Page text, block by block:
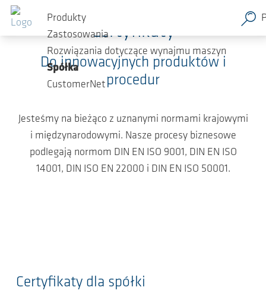
Przejdź do głównej zawartości
Produkty
Zastosowania
Rozwiązania dotyczące wynajmu maszyn
Spółka
CustomerNet
Certyfikaty
Do innowacyjnych produktów i
procedur
Jesteśmy na bieżąco z uznanymi normami krajowymi
i międzynarodowymi. Nasze procesy biznesowe
podlegają normom DIN EN ISO 9001, DIN EN ISO
14001, DIN ISO EN 22000 i DIN EN ISO 50001.
Certyfikaty dla spółki